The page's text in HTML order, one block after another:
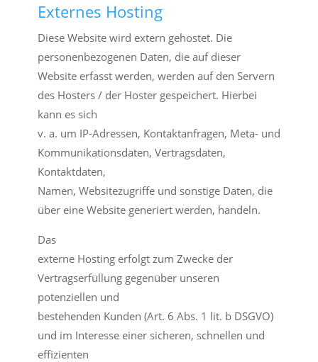
Externes Hosting
Diese Website wird extern gehostet. Die
personenbezogenen Daten, die auf dieser
Website erfasst werden, werden auf den Servern
des Hosters / der Hoster gespeichert. Hierbei
kann es sich
v. a. um IP-Adressen, Kontaktanfragen, Meta- und
Kommunikationsdaten, Vertragsdaten,
Kontaktdaten,
Namen, Websitezugriffe und sonstige Daten, die
über eine Website generiert werden, handeln.
Das
externe Hosting erfolgt zum Zwecke der
Vertragserfüllung gegenüber unseren
potenziellen und
bestehenden Kunden (Art. 6 Abs. 1 lit. b DSGVO)
und im Interesse einer sicheren, schnellen und
effizienten